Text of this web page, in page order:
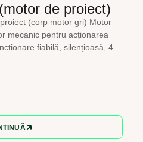
de proiect)
(corp motor gri) Motor
mecanic pentru acționarea
fiabilă, silențioasă, 4